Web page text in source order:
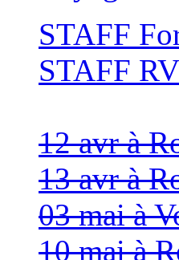
STAFF
STAFF
12 avr à
13 avr à
03 mai à
10 mai à